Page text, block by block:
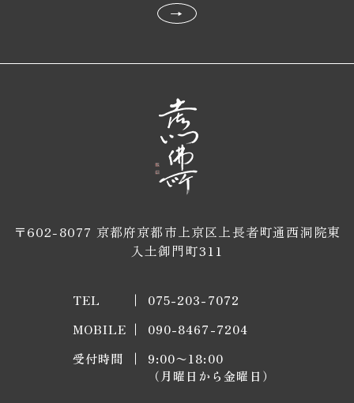
→
〒602-8077 京都府京都市上京区上長者町通西洞院東
入土御門町311
TEL
075-203-7072
MOBILE
090-8467-7204
受付時間
9:00〜18:00
​​​​​​​（月曜日から金曜日）